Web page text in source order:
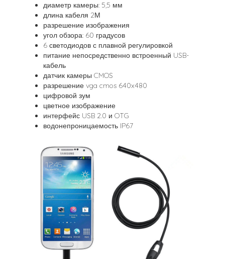
диаметр камеры: 5,5 мм
длина кабеля 2М
разрешение изображения
угол обзора: 60 градусов
6 светодиодов с плавной регулировкой
питание непосредственно встроенный USB-
кабель
датчик камеры CMOS
разрешение vga cmos 640x480
цифровой зум
цветное изображение
интерфейс USB 2.0 и OTG
водонепроницаемость IP67